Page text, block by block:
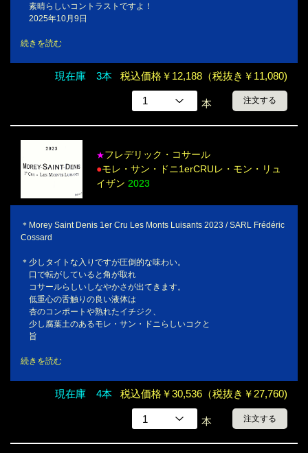
素晴らしいコントラストですよ！
2025年10月9日
続きを読む
現在庫 3本 税込価格￥12,188（税抜き￥11,080)
本 注文する
★フレデリック・コサール
●モレ・サン・ドニ1erCRUレ・モン・リュ
イザン 2023
＊Morey Saint Denis 1er Cru Les Monts Luisants 2023 / SARL Frédéric
Cossard
＊少しタイトな入りですが圧倒的な味わい。
口で転がしていると角が取れ
コサールらしいしなやかさが出てきます。
低重心の舌触りの良い液体は
杏のコンポートや熟れたイチジク、
少し腐葉土のあるモレ・サン・ドニらしいコクと
旨
続きを読む
現在庫 4本 税込価格￥30,536（税抜き￥27,760)
本 注文する